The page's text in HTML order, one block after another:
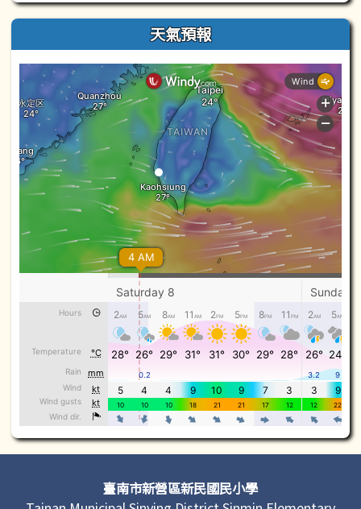
天氣預報
頁尾區域內容臺南市新營區新民國民小學